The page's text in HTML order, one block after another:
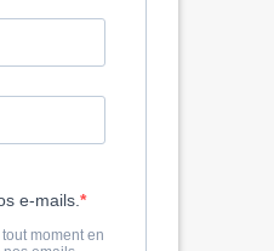
e-mails.
moment en